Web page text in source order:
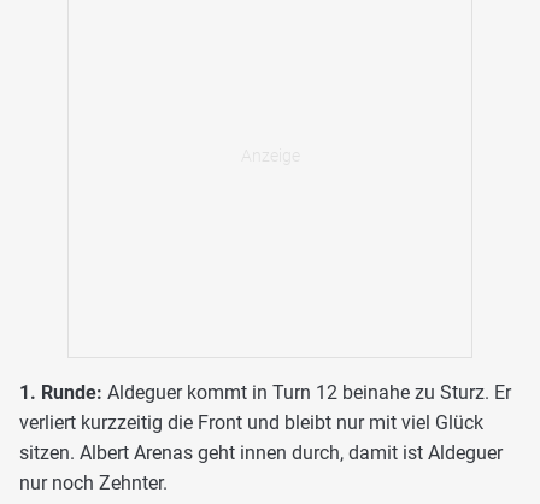
1. Runde: Aldeguer kommt in Turn 12 beinahe zu Sturz. Er
verliert kurzzeitig die Front und bleibt nur mit viel Glück
sitzen. Albert Arenas geht innen durch, damit ist Aldeguer
nur noch Zehnter.